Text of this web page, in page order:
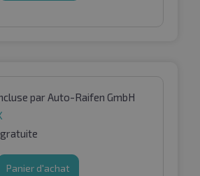
par Auto-Raifen GmbH
Panier d'achat